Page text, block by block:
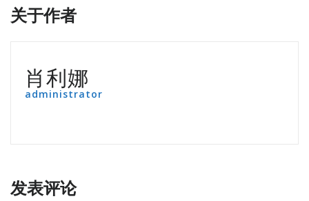
关于作者
肖利娜
administrator
发表评论